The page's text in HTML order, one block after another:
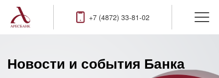
+7 (4872) 33-81-02
Новости и события Банка